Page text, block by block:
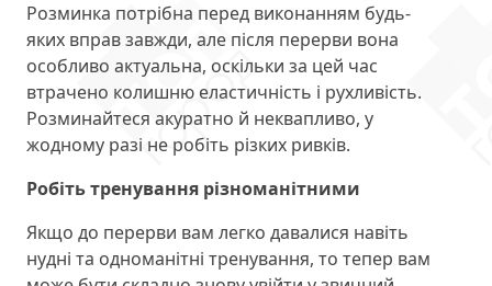
Розминка потрібна перед виконанням будь-
яких вправ завжди, але після перерви вона
особливо актуальна, оскільки за цей час
втрачено колишню еластичність і рухливість.
Розминайтеся акуратно й неквапливо, у
жодному разі не робіть різких ривків.
Робіть тренування різноманітними
Якщо до перерви вам легко давалися навіть
нудні та одноманітні тренування, то тепер вам